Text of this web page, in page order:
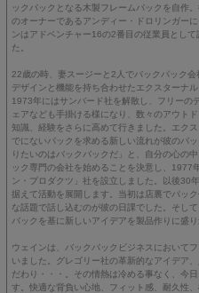
ックパックとなる木製フレームパックを自作
のオーナーであるアンディー・ドロリンガー
ンはアドベンチャー16の2番目の従業員とし
た。
22歳の時、妻スージーと2人でバックパック
デザインと機能を持ち合わせたエクスターナ
1973年にはサンバード社を解散し、フリーの
ェアなども手掛ける様になり、数々のアウト
知識、経験をさらに高めて行きました。エク
でにないパックを求める新しい流れが彼のパ
りたいのはバックパックだ」と、自分の心の
ック専門の会社を始めることを決意し、1977
ン・プロダクツ」社を設立しました。以後30
据えて活動を展開します。当初は店裏でパッ
な話題で話し込むのが彼の日課でした。そし
バックを基に新しいアイデアを製品作りに盛り
ウェインは、バックパックビジネスにおいて
いました。グレゴリー社の革新的なアイデア
だわり・・・。その情熱は冷める事なく、今
す。快適な背負い心地、フィット感、耐久性